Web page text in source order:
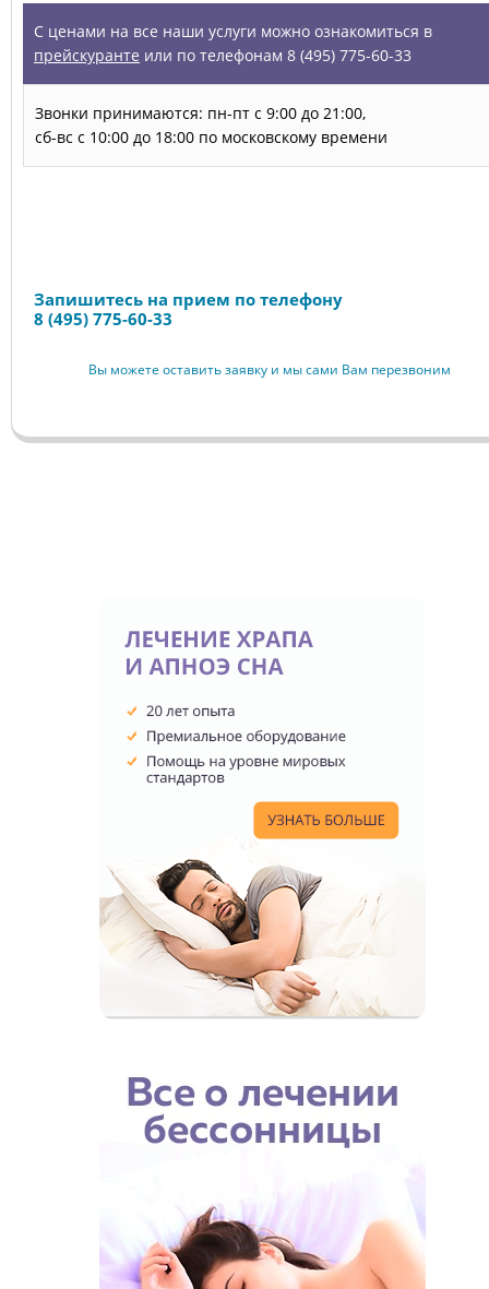
С ценами на все наши услуги можно ознакомиться в
прейскуранте или по телефонам 8 (495) 775-60-33
Звонки принимаются: пн-пт с 9:00 до 21:00,
сб-вс с 10:00 до 18:00 по московскому времени
Запишитесь на прием по телефону
8 (495) 775-60-33
Вы можете оставить заявку и мы сами Вам перезвоним